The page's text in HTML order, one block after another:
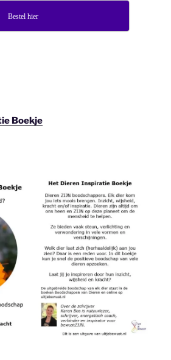
Bestel hier
Boekje